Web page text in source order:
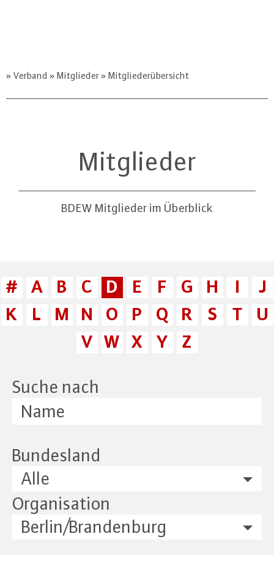
Verband Mitglieder Mitgliederübersicht
Mit­glie­der
BDEW Mitglieder im Überblick
# A B C D E F G H I
J
K
L M N O P Q R S T
U
V W X Y Z
Suche nach
Bundesland
Alle
Organisation
Berlin/Brandenburg